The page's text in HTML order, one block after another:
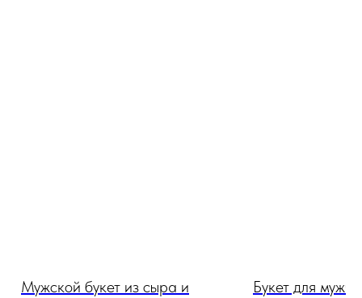
Мужской букет из сыра и
Букет для